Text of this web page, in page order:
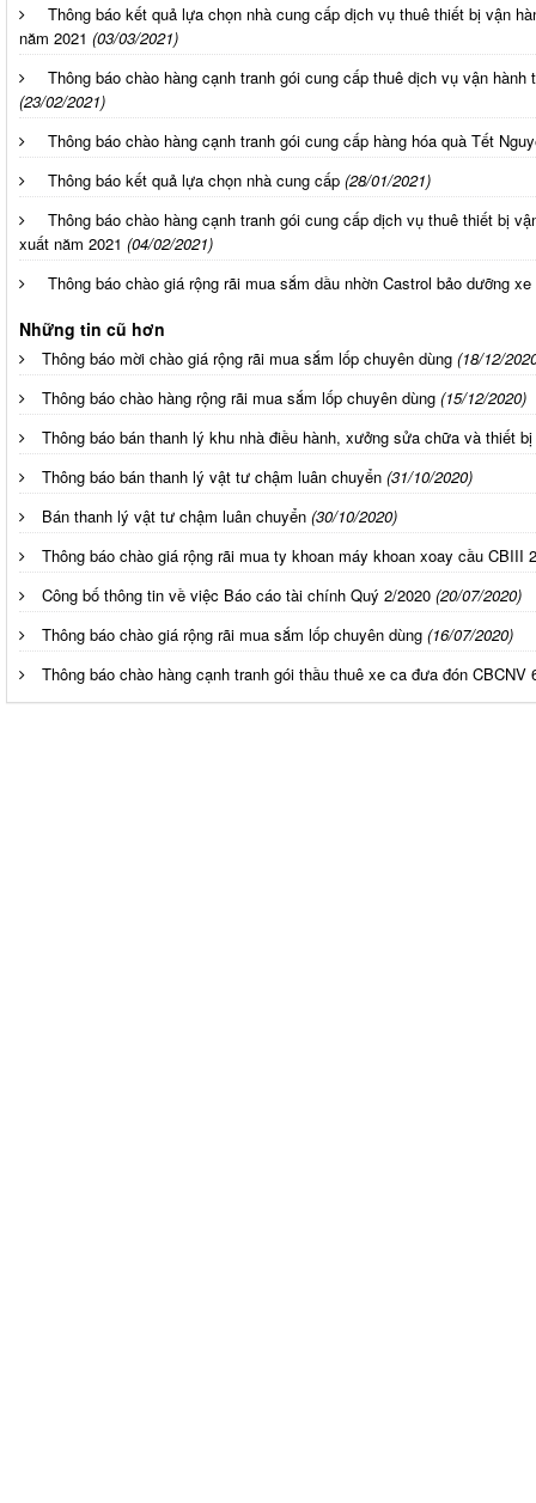
Thông báo kết quả lựa chọn nhà cung cấp dịch vụ thuê thiết bị vận
năm 2021 (03/03/2021)
Thông báo chào hàng cạnh tranh gói cung cấp thuê dịch vụ vận
(23/02/2021)
Thông báo chào hàng cạnh tranh gói cung cấp hàng hóa quà Tết
Thông báo kết quả lựa chọn nhà cung cấp (28/01/2021)
Thông báo chào hàng cạnh tranh gói cung cấp dịch vụ thuê thiết bị
xuất năm 2021 (04/02/2021)
Thông báo chào giá rộng rãi mua sắm dầu nhờn Castrol bảo dưỡng
Những tin cũ hơn
Thông báo mời chào giá rộng rãi mua sắm lốp chuyên dùng (18/12/
Thông báo chào hàng rộng rãi mua sắm lốp chuyên dùng (15/12/2020)
Thông báo bán thanh lý khu nhà điều hành, xưởng sửa chữa và thiết bị
Thông báo bán thanh lý vật tư chậm luân chuyển (31/10/2020)
Bán thanh lý vật tư chậm luân chuyển (30/10/2020)
Thông báo chào giá rộng rãi mua ty khoan máy khoan xoay cầu CBIII
Công bố thông tin về việc Báo cáo tài chính Quý 2/2020 (20/07/2020)
Thông báo chào giá rộng rãi mua sắm lốp chuyên dùng (16/07/2020)
Thông báo chào hàng cạnh tranh gói thầu thuê xe ca đưa đón CBCNV